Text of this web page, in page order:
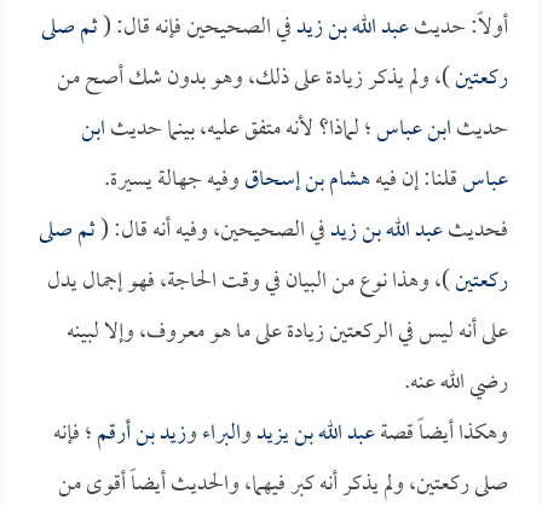
أولاً: حديثعبد الله بن زيدفي الصحيحين فإنه قال: (ثم صلى
ركعتين)، ولم يذكر زيادة على ذلك، وهو بدون شك أصح من
حديثابن عباس؛ لماذا؟ لأنه متفق عليه، بينما حديثابن
عباسقلنا: إن فيههشام بن إسحاقوفيه جهالة يسيرة.
فحديثعبد الله بن زيدفي الصحيحين، وفيه أنه قال: (ثم صلى
ركعتين)، وهذا نوع من البيان في وقت الحاجة، فهو إجمال يدل
على أنه ليس في الركعتين زيادة على ما هو معروف، وإلا لبينه
رضي الله عنه.
وهكذا أيضاً قصةعبد الله بن يزيدوالبراءوزيد بن أرقم؛ فإنه
صلى ركعتين، ولم يذكر أنه كبر فيهما، والحديث أيضاً أقوى من